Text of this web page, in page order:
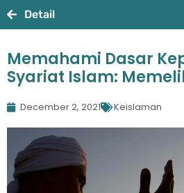
Detail
Memahami Dasar
Syariat Islam:
December 2, 2021 Keislaman